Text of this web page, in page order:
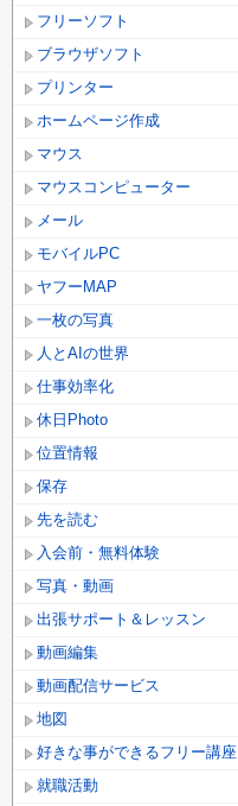
フリーソフト
ブラウザソフト
プリンター
ホームページ作成
マウス
マウスコンピューター
メール
モバイルPC
ヤフーMAP
一枚の写真
人とAIの世界
仕事効率化
休日Photo
位置情報
保存
先を読む
入会前・無料体験
写真・動画
出張サポート＆レッスン
動画編集
動画配信サービス
地図
好きな事ができるフリー講座
就職活動